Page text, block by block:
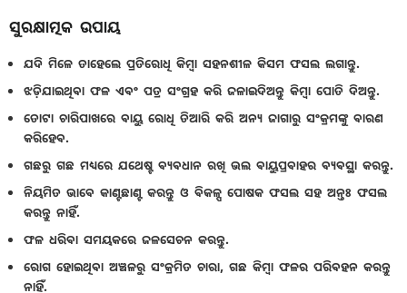
ସୁରକ୍ଷାତ୍ମକ ଉପାୟ
ଯଦି ମିଳେ ତାହେଲେ ପ୍ରତିରୋଧି କିମ୍ବା ସହନଶୀଳ କିସମ ଫସଲ ଲଗାନ୍ତୁ.
ଝଡ଼ିଯାଇଥିବା ଫଳ ଏବଂ ପତ୍ର ସଂଗ୍ରହ କରି ଜଳାଇଦିଅନ୍ତୁ କିମ୍ବା ପୋତି ଦିଅନ୍ତୁ.
ତୋଟା ଚାରିପାଖରେ ବାୟୁ ରୋଧି ତିଆରି କରି ଅନ୍ୟ ଜାଗାରୁ ସଂକ୍ରମଙ୍କୁ ବାରଣ
କରିହେବ.
ଗଛରୁ ଗଛ ମଧ୍ୟରେ ଯଥେଷ୍ଟ ବ୍ୟବଧାନ ରଖି ଭଲ ଵାୟୁପ୍ରବାହର ବ୍ୟବସ୍ଥା କରନ୍ତୁ.
ନିୟମିତ ଭାବେ କାଣ୍ଟଛାଣ୍ଟ କରନ୍ତୁ ଓ ବିକଳ୍ପ ପୋଷକ ଫସଲ ସହ ଅନ୍ତଃ ଫସଲ
କରନ୍ତୁ ନାହିଁ.
ଫଳ ଧରିବା ସମୟକରେ ଜଳସେଚନ କରନ୍ତୁ.
ରୋଗ ହୋଇଥିବା ଅଞ୍ଚଳରୁ ସଂକ୍ରମିତ ଚାରା, ଗଛ କିମ୍ବା ଫଳର ପରିବହନ କରନ୍ତୁ
ନାହିଁ.